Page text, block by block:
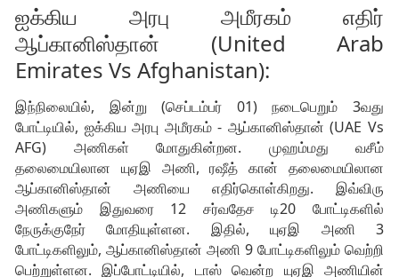
ஐக்கிய அரபு அமீரகம் எதிர்
ஆப்கானிஸ்தான் (United Arab
Emirates Vs Afghanistan):
இந்நிலையில், இன்று (செப்டம்பர் 01) நடைபெறும் 3வது
போட்டியில், ஐக்கிய அரபு அமீரகம் - ஆப்கானிஸ்தான் (UAE Vs
AFG) அணிகள் மோதுகின்றன. முஹம்மது வசீம்
தலைமையிலான யுஏஇ அணி, ரஷீத் கான் தலைமையிலான
ஆப்கானிஸ்தான் அணியை எதிர்கொள்கிறது. இவ்விரு
அணிகளும் இதுவரை 12 சர்வதேச டி20 போட்டிகளில்
நேருக்குநேர் மோதியுள்ளன. இதில், யுஏஇ அணி 3
போட்டிகளிலும், ஆப்கானிஸ்தான் அணி 9 போட்டிகளிலும் வெற்றி
பெற்றுள்ளன. இப்போட்டியில், டாஸ் வென்ற யுஏஇ அணியின்